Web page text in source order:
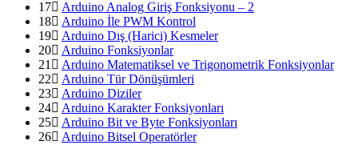
17
Arduino Analog Giriş Fonksiyonu – 2
18
Arduino İle PWM Kontrol
19
Arduino Dış (Harici) Kesmeler
20
Arduino Fonksiyonlar
21
Arduino Matematiksel ve Trigonometrik Fonksiyonlar
22
Arduino Tür Dönüşümleri
23
Arduino Diziler
24
Arduino Karakter Fonksiyonları
25
Arduino Bit ve Byte Fonksiyonları
26
Arduino Bitsel Operatörler